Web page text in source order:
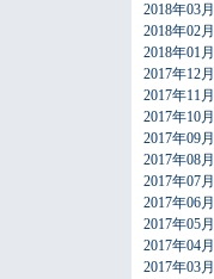
2018年03月
2018年02月
2018年01月
2017年12月
2017年11月
2017年10月
2017年09月
2017年08月
2017年07月
2017年06月
2017年05月
2017年04月
2017年03月